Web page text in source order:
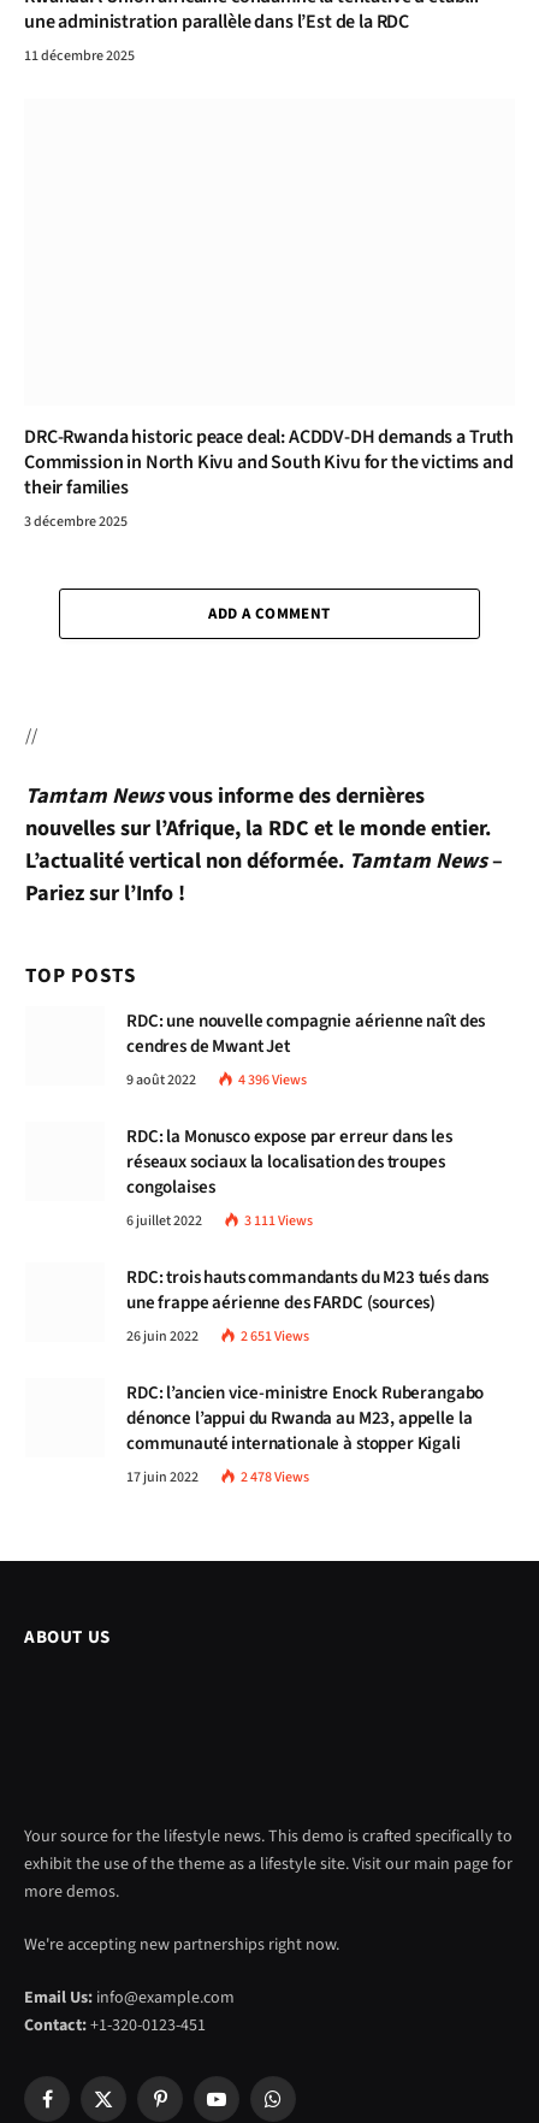
une administration parallèle dans l’Est de la RDC
11 décembre 2025
DRC-Rwanda historic peace deal: ACDDV-DH demands a Truth
Commission in North Kivu and South Kivu for the victims and
their families
3 décembre 2025
ADD A COMMENT
//
Tamtam Newsvous informe des dernières
nouvelles sur l’Afrique, la RDC et le monde entier.
L’actualité vertical non déformée. Tamtam News–
Pariez sur l’Info !
TOP POSTS
RDC: une nouvelle compagnie aérienne naît des
cendres de Mwant Jet
9 août 2022 4 396Views
RDC: la Monusco expose par erreur dans les
réseaux sociaux la localisation des troupes
congolaises
6 juillet 2022 3 111Views
RDC: trois hauts commandants du M23 tués dans
une frappe aérienne des FARDC (sources)
26 juin 2022 2 651Views
RDC: l’ancien vice-ministre Enock Ruberangabo
dénonce l’appui du Rwanda au M23, appelle la
communauté internationale à stopper Kigali
17 juin 2022 2 478Views
ABOUT US
Your source for the lifestyle news. This demo is crafted specifically to
exhibit the use of the theme as a lifestyle site. Visit our main page for
more demos.
We're accepting new partnerships right now.
Email Us: info@example.com
Contact:+1-320-0123-451
Facebook
X
PinterestYouTubeWhatsApp